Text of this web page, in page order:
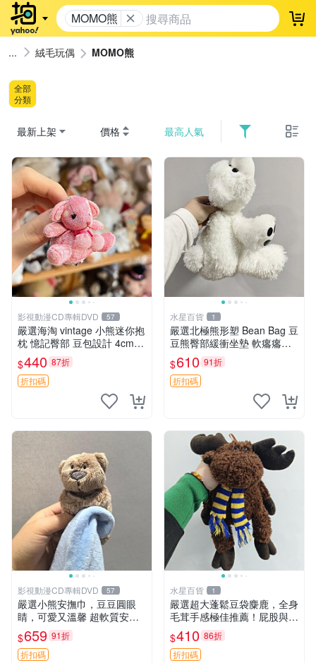
MOMO熊 登
絨毛玩偶 MOMO熊
全部
分類
最新上架 價格 最高人氣
影視動漫CD專輯DVD 57
嚴選海淘 vintage 小熊迷你抱
枕 憶記臀部 豆包設計 4cm
高 推薦收藏 迷你豆包小熊、
高臀部、豆袋抱枕
$440 87折
折扣碼
水星百貨 1
嚴選北極熊形塑 Bean Bag 豆
豆熊臀部緩衝坐墊 軟癟癟舒
壓設計 保暖又實用 適合久坐
放松 推薦居家使用 RUSS系
列 豆豆熊屁屁坐墊 3D顆粒結
$610 91折
折扣碼
影視動漫CD專輯DVD 57
嚴選小熊安撫巾，豆豆圓眼
睛，可愛又溫馨 超軟質安撫
巾，豆豆設計，哄睡好幫手
約克豆豆眼安撫巾 數碼豆豆
眼
$659 91折
折扣碼
水星百貨 1
嚴選超大蓬鬆豆袋麋鹿，全身
毛茸手感極佳推薦！屁股與四
肢填充均勻，適合收藏與孩童
共賞。 麋鹿 豆袋 毛茸玩具
$410 86折
折扣碼